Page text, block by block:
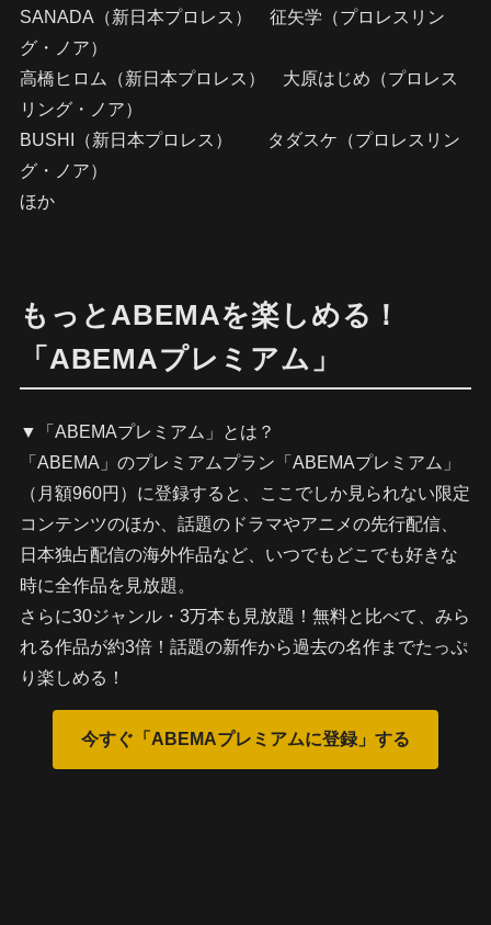
SANADA（新日本プロレス） 征矢学（プロレスリン
グ・ノア）
高橋ヒロム（新日本プロレス） 大原はじめ（プロレス
リング・ノア）
BUSHI（新日本プロレス） タダスケ（プロレスリン
グ・ノア）
ほか
もっとABEMAを楽しめる！
「ABEMAプレミアム」
▼「ABEMAプレミアム」とは？
「ABEMA」のプレミアムプラン「ABEMAプレミアム」
（月額960円）に登録すると、ここでしか見られない限定
コンテンツのほか、話題のドラマやアニメの先行配信、
日本独占配信の海外作品など、いつでもどこでも好きな
時に全作品を見放題。
さらに30ジャンル・3万本も見放題！無料と比べて、みら
れる作品が約3倍！話題の新作から過去の名作までたっぷ
り楽しめる！